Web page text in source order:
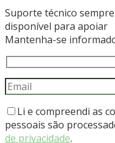
Suporte técnico sempre
disponível para apoiar
Mantenha-se
Li e compreendi as
pessoais são
de privacidade.